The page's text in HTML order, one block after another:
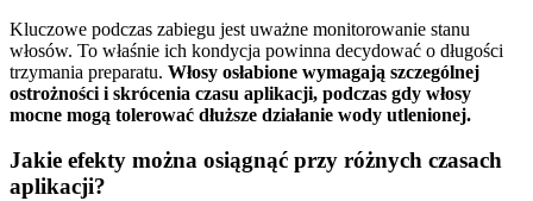
Kluczowe podczas zabiegu jest uważne monitorowanie stanu
włosów. To właśnie ich kondycja powinna decydować o długości
trzymania preparatu. Włosy osłabione wymagają szczególnej
ostrożności i skrócenia czasu aplikacji, podczas gdy włosy
mocne mogą tolerować dłuższe działanie wody utlenionej.
Jakie efekty można osiągnąć przy różnych czasach
aplikacji?